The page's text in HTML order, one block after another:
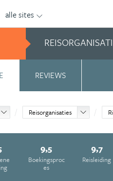
alle sites
REVIEWS
Reisorganisaties
9,5
Boekingsproc
es
9,7
Reisleiding